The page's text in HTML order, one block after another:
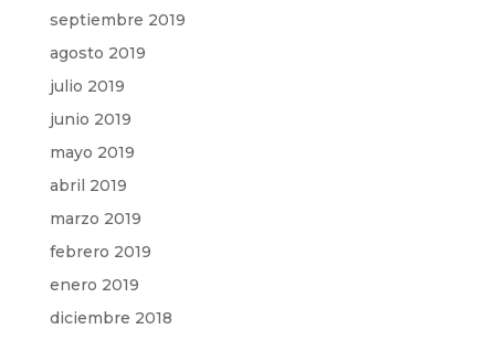
septiembre 2019
agosto 2019
julio 2019
junio 2019
mayo 2019
abril 2019
marzo 2019
febrero 2019
enero 2019
diciembre 2018